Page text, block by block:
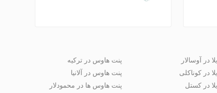
در آوسالار
در کوناکلی
در کستل
پنت هاوس در ترکیه
پنت هاوس در آلانیا
پنت هاوس ها در محمودلار